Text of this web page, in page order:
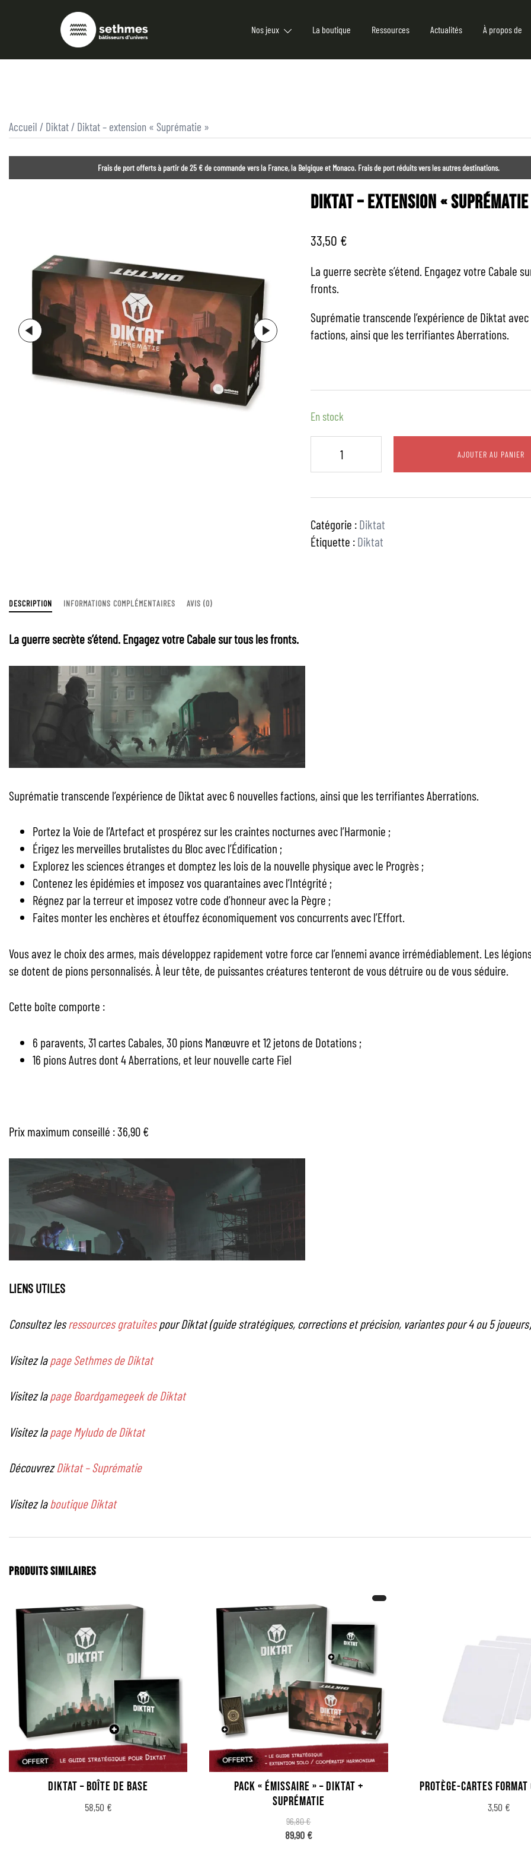
Nos jeux La boutique Ressources Actualités À propos de
Accueil / Diktat/ Diktat – extension « Suprématie »
Frais de port offerts à partir de 25 € de commande vers la France, la Belgique et Monaco. Frais de port réduits vers les autres destinations.
DIKTAT – EXTENSION «
33,50 €
La guerre secrète s’étend. Engagez votre Cabale
fronts.
Suprématie transcende l’expérience de Diktat
factions, ainsi que les terrifiantes Aberrations.
En stock
AJOUTER AU PANIER
Catégorie : Diktat
Étiquette : Diktat
DESCRIPTION INFORMATIONS COMPLÉMENTAIRES AVIS (0)
La guerre secrète s’étend. Engagez votre Cabale sur tous les fronts.
Suprématie transcende l’expérience de Diktat avec 6 nouvelles factions, ainsi que les terrifiantes Aberrations.
Portez la Voie de l’Artefact et prospérez sur les craintes nocturnes avec l’Harmonie ;
Érigez les merveilles brutalistes du Bloc avec l’Édification ;
Explorez les sciences étranges et domptez les lois de la nouvelle physique avec le Progrès ;
Contenez les épidémies et imposez vos quarantaines avec l’Intégrité ;
Régnez par la terreur et imposez votre code d’honneur avec la Pègre ;
Faites monter les enchères et étouffez économiquement vos concurrents avec l’Effort.
Vous avez le choix des armes, mais développez rapidement votre force car l’ennemi avance irrémédiablement. Les
se dotent de pions personnalisés. À leur tête, de puissantes créatures tenteront de vous détruire ou de vous séduire.
Cette boîte comporte :
6 paravents, 31 cartes Cabales, 30 pions Manœuvre et 12 jetons de Dotations ;
16 pions Autres dont 4 Aberrations, et leur nouvelle carte Fiel
Prix maximum conseillé : 36,90 €
LIENS UTILES
Consultez lesressources gratuitespour Diktat (guide stratégiques, corrections et précision, variantes pour 4 ou 5 joueurs)
Visitez la page Sethmes de Diktat
Visitez lapage Boardgamegeek de Diktat
Visitez la page Myludo de Diktat
DécouvrezDiktat – Suprématie
Visitez la boutique Diktat
PRODUITS SIMILAIRES
DIKTAT – BOÎTE DE BASE
58,50 €
PACK « ÉMISSAIRE » – DIKTAT +
SUPRÉMATIE
96,80€
89,90 €
PROTÈGE-CARTES
3,50 €